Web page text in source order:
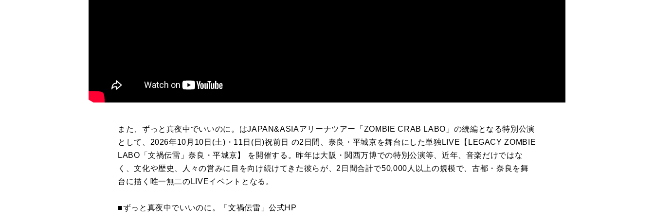
また、ずっと真夜中でいいのに。はJAPAN&ASIAアリーナツアー「ZOMBIE CRAB LABO」の続編となる特別公演
として、2026年10月10日(土)・11日(日)祝前日 の2日間、奈良・平城京を舞台にした単独LIVE【LEGACY ZOMBIE
LABO「文禍伝雷」奈良・平城京】 を開催する。昨年は大阪・関西万博での特別公演等、近年、音楽だけではな
く、文化や歴史、人々の営みに目を向け続けてきた彼らが、2日間合計で50,000人以上の規模で、古都・奈良を舞
台に描く唯一無二のLIVEイベントとなる。
■ずっと真夜中でいいのに。「文禍伝雷」公式HP